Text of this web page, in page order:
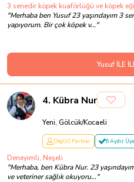
3 senedir köpek kuaförlüğü ve köpek
"Merhaba ben Yusuf 23 yaşındayım 3
yapıyorum. Bir çok köpek v..."
Yusuf İLE
4. Kübra Nur
Yeni, Gölcük/Kocaeli
DogGO Partner 6 Aydır Üye
Deneyimli, Neşeli
"Merhaba, ben Kübra Nur. 23
ve veteriner sağlık okuyoru..."